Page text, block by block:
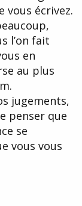
vous écrivez.
l’on fait
en
au plus
jugements,
penser que
se
vous vous